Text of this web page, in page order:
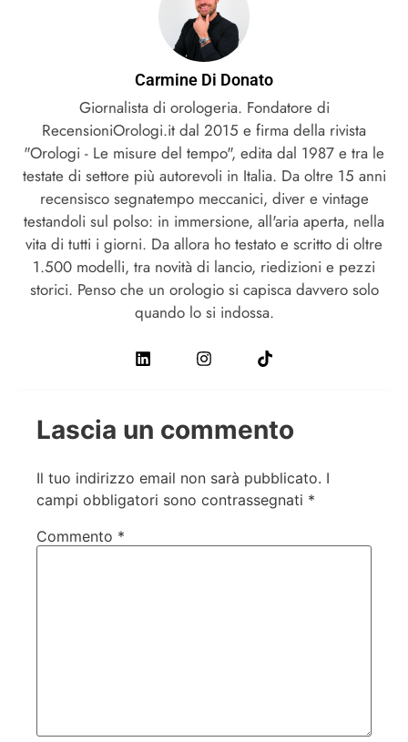
Carmine Di Donato
Giornalista di orologeria. Fondatore di
RecensioniOrologi.it dal 2015 e firma della rivista
"Orologi - Le misure del tempo", edita dal 1987 e tra le
testate di settore più autorevoli in Italia. Da oltre 15 anni
recensisco segnatempo meccanici, diver e vintage
testandoli sul polso: in immersione, all'aria aperta, nella
vita di tutti i giorni. Da allora ho testato e scritto di oltre
1.500 modelli, tra novità di lancio, riedizioni e pezzi
storici. Penso che un orologio si capisca davvero solo
quando lo si indossa.
Lascia un commento
Il tuo indirizzo email non sarà pubblicato. I
campi obbligatori sono contrassegnati *
Commento *